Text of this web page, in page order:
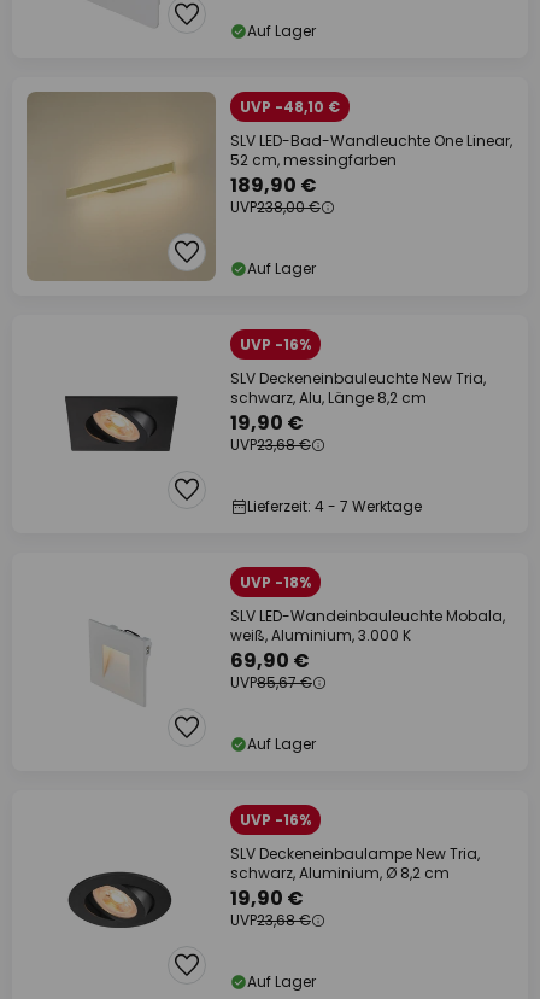
Auf Lager
UVP -48,10 €
SLV LED-Bad-Wandleuchte One Linear,
52 cm, messingfarben
189,90 €
UVP238,00 €
Auf Lager
UVP -16%
SLV Deckeneinbauleuchte New Tria,
schwarz, Alu, Länge 8,2 cm
19,90 €
UVP23,68 €
Lieferzeit: 4 - 7 Werktage
UVP -18%
SLV LED-Wandeinbauleuchte Mobala,
weiß, Aluminium, 3.000 K
69,90 €
UVP85,67 €
Auf Lager
UVP -16%
SLV Deckeneinbaulampe New Tria,
schwarz, Aluminium, Ø 8,2 cm
19,90 €
UVP23,68 €
Auf Lager